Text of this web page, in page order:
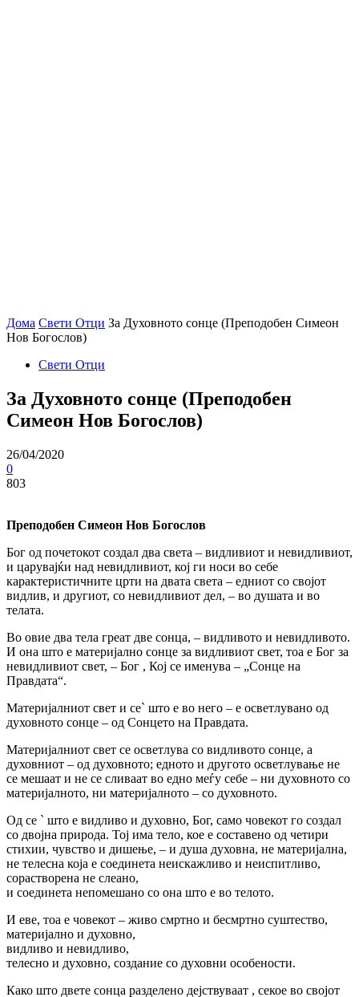
Дома Свети Отци За Духовното сонце (Преподобен Симеон
Нов Богослов)
Свети Отци
За Духовното сонце (Преподобен
Симеон Нов Богослов)
26/04/2020
0
803
Преподобен Симеон Нов Богослов
Бог од почетокот создал два света – видливиот и невидливиот,
и царувајќи над невидливиот, кој ги носи во себе
карактеристичните црти на двата света – едниот со својот
видлив, и другиот, со невидливиот дел, – во душата и во
телата.
Во овие два тела греат две сонца, – видливото и невидливото.
И она што е материјално сонце за видливиот свет, тоа е Бог за
невидливиот свет, – Бог , Кој се именува – „Сонце на
Правдата“.
Материјалниот свет и се` што е во него – е осветлувано од
духовното сонце – од Сонцето на Правдата.
Материјалниот свет се осветлува со видливото сонце, а
духовниот – од духовното; едното и другото осветлување не
се мешаат и не се сливаат во едно меѓу себе – ни духовното со
материјалното, ни материјалното – со духовното.
Од се ` што е видливо и духовно, Бог, само човекот го создал
со двојна природа. Тој има тело, кое е составено од четири
стихии, чувство и дишење, – и душа духовна, не материјална,
не телесна која е соединета неискажливо и неиспитливо,
сорастворена не слеано,
и соединета непомешано со она што е во телото.
И еве, тоа е човекот – живо смртно и бесмртно суштество,
материјално и духовно,
видливо и невидливо,
телесно и духовно, создание со духовни особености.
Како што двете сонца разделено дејствуваат , секое во својот